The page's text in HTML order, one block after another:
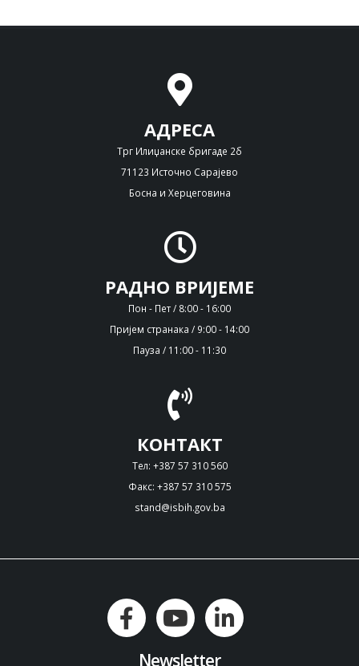
АДРЕСА
Трг Илиџанске бригаде 2б
71123 Источно Сарајево
Босна и Херцеговина
РАДНО ВРИЈЕМЕ
Пон - Пет / 8:00 - 16:00
Пријем странака / 9:00 - 14:00
Пауза / 11:00 - 11:30
КОНТАКТ
Тел: +387 57 310 560
Факс: +387 57 310 575
stand@isbih.gov.ba
Newsletter